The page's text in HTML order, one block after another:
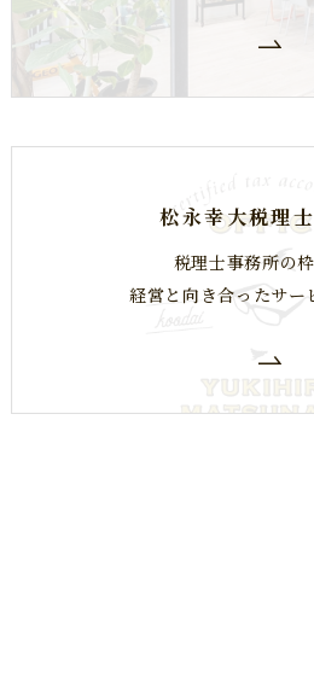
松永幸大税理
税理士事務所の
経営と向き合ったサー